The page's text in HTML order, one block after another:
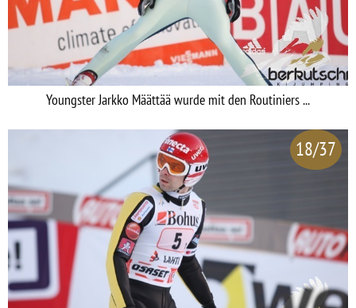
Youngster Jarkko Määttää wurde mit den Routiniers ...
18/37